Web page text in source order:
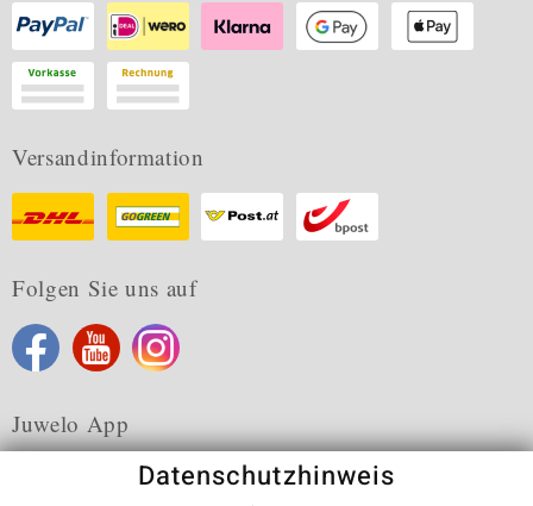
Versandinformation
Folgen Sie uns auf
Juwelo App
Datenschutzhinweis